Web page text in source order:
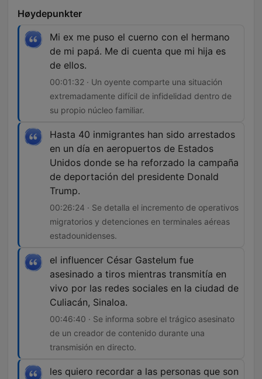
Høydepunkter
Mi ex me puso el cuerno con el hermano
de mi papá. Me di cuenta que mi hija es
de ellos.
00:01:32 · Un oyente comparte una situación
extremadamente difícil de infidelidad dentro de
su propio núcleo familiar.
Hasta 40 inmigrantes han sido arrestados
en un día en aeropuertos de Estados
Unidos donde se ha reforzado la campaña
de deportación del presidente Donald
Trump.
00:26:24 · Se detalla el incremento de operativos
migratorios y detenciones en terminales aéreas
estadounidenses.
el influencer César Gastelum fue
asesinado a tiros mientras transmitía en
vivo por las redes sociales en la ciudad de
Culiacán, Sinaloa.
00:46:40 · Se informa sobre el trágico asesinato
de un creador de contenido durante una
transmisión en directo.
les quiero recordar a las personas que son